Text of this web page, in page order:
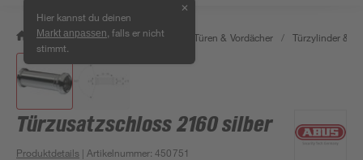
Hier kannst du deinen
Markt anpassen , falls er nicht
stimmt.
✕
/ Bauen & Renovieren / Fenster, Türen & Vordächer / Türzylinder &
Türzusatzschloss 2160 silber
Produktdetails | Artikelnummer:450751